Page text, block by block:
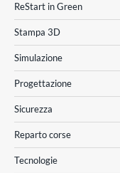
ReStart in Green
Stampa 3D
Simulazione
Progettazione
Sicurezza
Reparto corse
Tecnologie